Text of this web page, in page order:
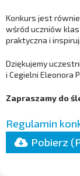
Konkurs jest
wśród uczniów
praktyczna i
Dziękujemy
i Cegielni Eleonora
Zapraszamy do
Regulamin
Pobierz